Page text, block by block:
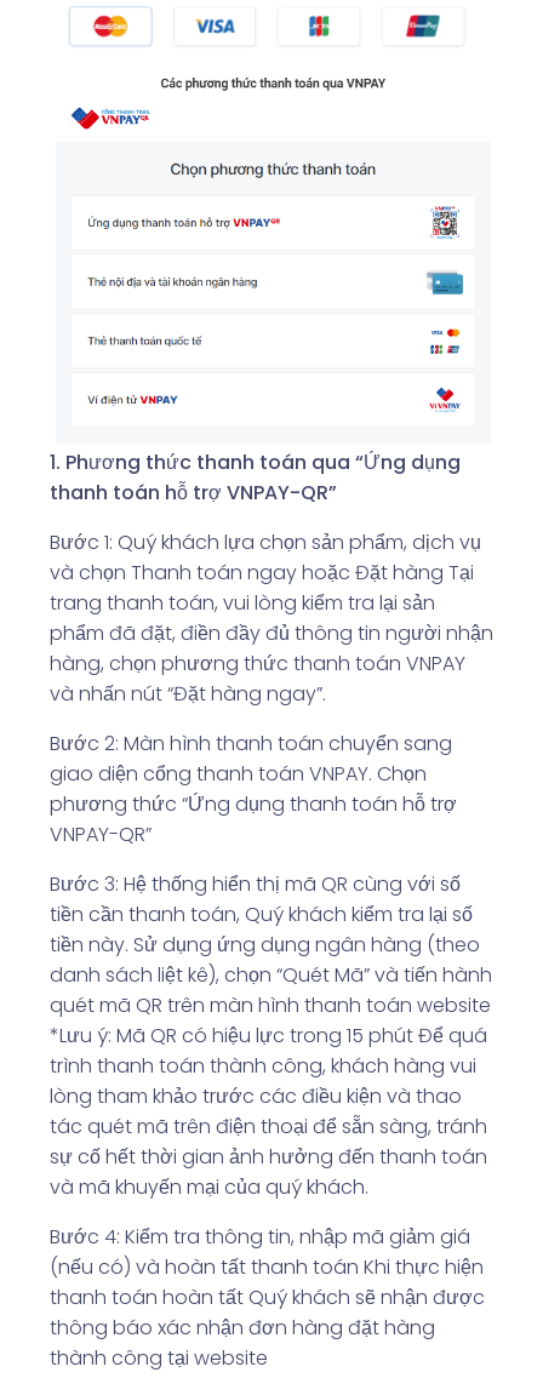
1. Phương thức thanh toán qua “Ứng dụng
thanh toán hỗ trợ VNPAY-QR”
Bước 1: Quý khách lựa chọn sản phẩm, dịch vụ
và chọn Thanh toán ngay hoặc Đặt hàng Tại
trang thanh toán, vui lòng kiểm tra lại sản
phẩm đã đặt, điền đầy đủ thông tin người nhận
hàng, chọn phương thức thanh toán VNPAY
và nhấn nút “Đặt hàng ngay”.
Bước 2: Màn hình thanh toán chuyển sang
giao diện cổng thanh toán VNPAY. Chọn
phương thức “Ứng dụng thanh toán hỗ trợ
VNPAY-QR”
Bước 3: Hệ thống hiển thị mã QR cùng với số
tiền cần thanh toán, Quý khách kiểm tra lại số
tiền này. Sử dụng ứng dụng ngân hàng (theo
danh sách liệt kê), chọn “Quét Mã” và tiến hành
quét mã QR trên màn hình thanh toán website
*Lưu ý: Mã QR có hiệu lực trong 15 phút Để quá
trình thanh toán thành công, khách hàng vui
lòng tham khảo trước các điều kiện và thao
tác quét mã trên điện thoại để sẵn sàng, tránh
sự cố hết thời gian ảnh hưởng đến thanh toán
và mã khuyến mại của quý khách.
Bước 4: Kiểm tra thông tin, nhập mã giảm giá
(nếu có) và hoàn tất thanh toán Khi thực hiện
thanh toán hoàn tất Quý khách sẽ nhận được
thông báo xác nhận đơn hàng đặt hàng
thành công tại website